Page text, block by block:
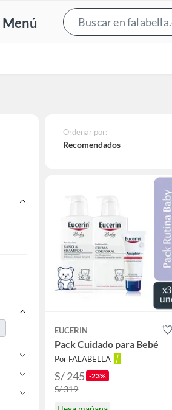
Menú
Ordenar por:
Recomendados
EUCERIN
Pack Cuidado para Bebé
Por FALABELLA
S/ 245 -23%
S/ 319